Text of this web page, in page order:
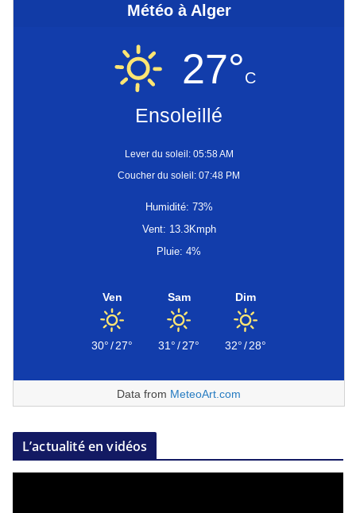
Météo à Alger
27°C
Ensoleillé
Lever du soleil: 05:58 AM
Coucher du soleil: 07:48 PM
Humidité: 73%
Vent: 13.3Kmph
Pluie: 4%
Ven
30°/27°
Sam
31°/27°
Dim
32°/28°
Data from MeteoArt.com
L’actualité en vidéos